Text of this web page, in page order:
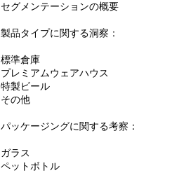
セグメンテーションの概要
製品タイプに関する洞察：
標準倉庫
プレミアムウェアハウス
特製ビール
その他
パッケージングに関する考察：
ガラス
ペットボトル